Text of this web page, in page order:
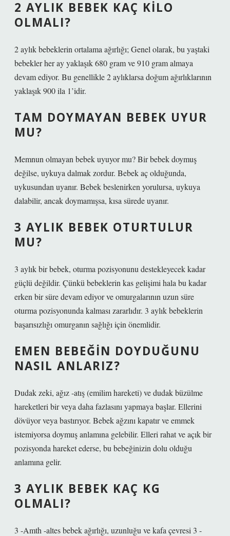
2 AYLIK BEBEK KAÇ KILO
OLMALI?
2 aylık bebeklerin ortalama ağırlığı; Genel olarak, bu yaştaki
bebekler her ay yaklaşık 680 gram ve 910 gram almaya
devam ediyor. Bu genellikle 2 aylıklarsa doğum ağırlıklarının
yaklaşık 900 ila 1’idir.
TAM DOYMAYAN BEBEK UYUR
MU?
Memnun olmayan bebek uyuyor mu? Bir bebek doymuş
değilse, uykuya dalmak zordur. Bebek aç olduğunda,
uykusundan uyanır. Bebek beslenirken yorulursa, uykuya
dalabilir, ancak doymamışsa, kısa sürede uyanır.
3 AYLIK BEBEK OTURTULUR
MU?
3 aylık bir bebek, oturma pozisyonunu destekleyecek kadar
güçlü değildir. Çünkü bebeklerin kas gelişimi hala bu kadar
erken bir süre devam ediyor ve omurgalarının uzun süre
oturma pozisyonunda kalması zararlıdır. 3 aylık bebeklerin
başarısızlığı omurganın sağlığı için önemlidir.
EMEN BEBEĞIN DOYDUĞUNU
NASIL ANLARIZ?
Dudak zeki, ağız -atış (emilim hareketi) ve dudak büzülme
hareketleri bir veya daha fazlasını yapmaya başlar. Ellerini
dövüyor veya bastırıyor. Bebek ağzını kapatır ve emmek
istemiyorsa doymuş anlamına gelebilir. Elleri rahat ve açık bir
pozisyonda hareket ederse, bu bebeğinizin dolu olduğu
anlamına gelir.
3 AYLIK BEBEK KAÇ KG
OLMALI?
3 -Amth -altes bebek ağırlığı, uzunluğu ve kafa çevresi 3 -